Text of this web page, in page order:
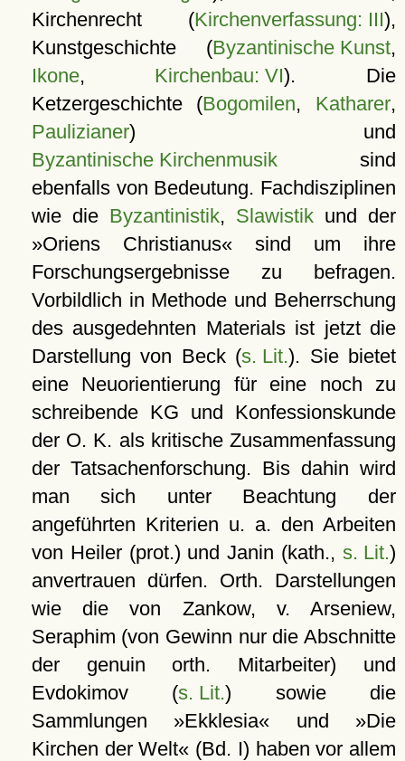
Kirchenrecht (Kirchenverfassung: III),
Kunstgeschichte (Byzantinische Kunst,
Ikone, Kirchenbau: VI). Die
Ketzergeschichte (Bogomilen, Katharer,
Paulizianer) und
Byzantinische Kirchenmusiksind
ebenfalls von Bedeutung. Fachdisziplinen
wie die Byzantinistik, Slawistikund der
»Oriens Christianus« sind um ihre
Forschungsergebnisse zu befragen.
Vorbildlich in Methode und Beherrschung
des ausgedehnten Materials ist jetzt die
Darstellung von Beck (s. Lit.). Sie bietet
eine Neuorientierung für eine noch zu
schreibende KG und Konfessionskunde
der O. K. als kritische Zusammenfassung
der Tatsachenforschung. Bis dahin wird
man sich unter Beachtung der
angeführten Kriterien u. a. den Arbeiten
von Heiler (prot.) und Janin (kath., s. Lit.)
anvertrauen dürfen. Orth. Darstellungen
wie die von Zankow, v. Arseniew,
Seraphim (von Gewinn nur die Abschnitte
der genuin orth. Mitarbeiter) und
Evdokimov (s. Lit.) sowie die
Sammlungen »Ekklesia« und »Die
Kirchen der Welt« (Bd. I) haben vor allem